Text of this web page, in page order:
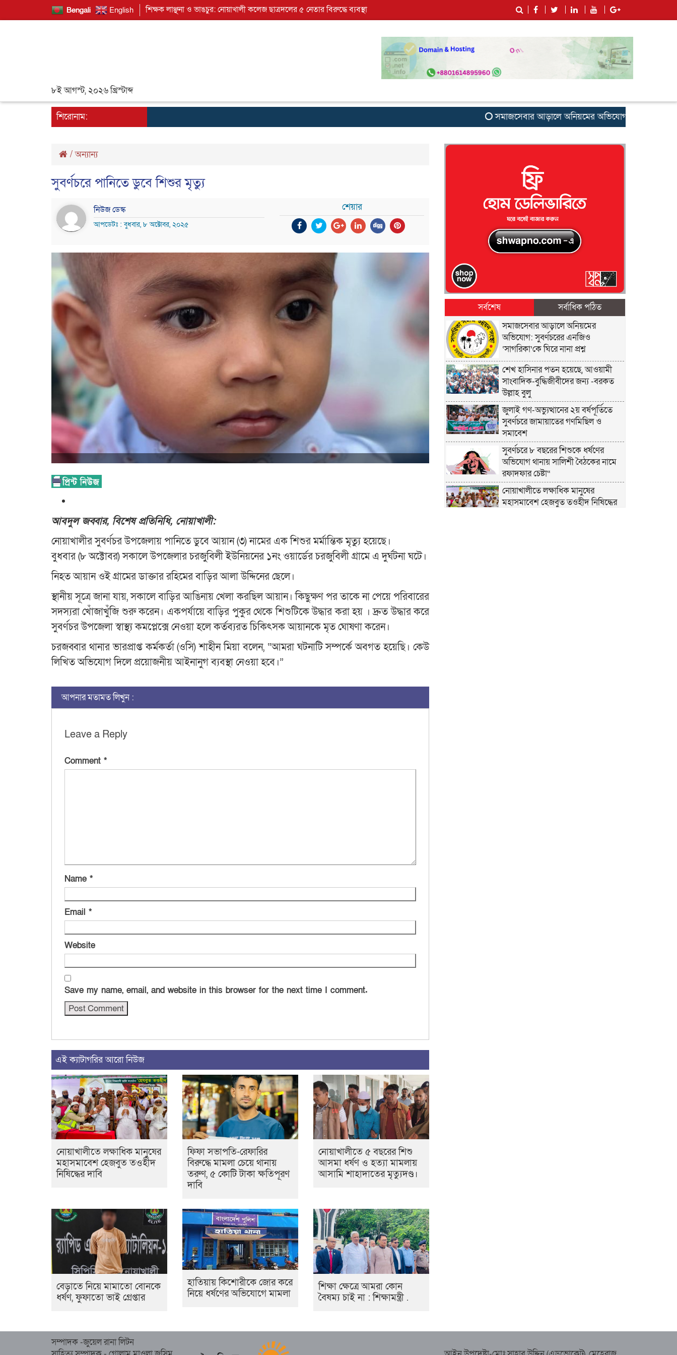
Bengali English শিক্ষক লাঞ্ছনা ও ভাঙচুর: নোয়াখালী কলেজ ছাত্রদলের ৫ নেতার বিরুদ্ধে ব্যবস্থা
৮ই আগস্ট, ২০২৬ খ্রিস্টাব্দ
শিরোনাম: সমাজসেবার আড়ালে অনিয়মের অভিযোগ: সুবর্ণচরের এনজিও
/অন্যান্য
সুবর্ণচরে পানিতে ডুবে শিশুর মৃত্যু
নিউজ ডেস্ক
আপডেটঃ : বুধবার, ৮ অক্টোবর, ২০২৫
শেয়ার
আবদুল জব্বার, বিশেষ প্রতিনিধি, নোয়াখালী:
নোয়াখালীর সুবর্ণচর উপজেলায় পানিতে ডুবে আয়ান (৩) নামের এক শিশুর মর্মান্তিক মৃত্যু হয়েছে।
বুধবার (৮ অক্টোবর) সকালে উপজেলার চরজুবিলী ইউনিয়নের ১নং ওয়ার্ডের চরজুবিলী গ্রামে এ দুর্ঘটনা ঘটে।
নিহত আয়ান ওই গ্রামের ডাক্তার রহিমের বাড়ির আলা উদ্দিনের ছেলে।
স্থানীয় সূত্রে জানা যায়, সকালে বাড়ির আঙিনায় খেলা করছিল আয়ান। কিছুক্ষণ পর তাকে না পেয়ে পরিবারের
সদস্যরা খোঁজাখুঁজি শুরু করেন। একপর্যায়ে বাড়ির পুকুর থেকে শিশুটিকে উদ্ধার করা হয় । দ্রুত উদ্ধার করে
সুবর্ণচর উপজেলা স্বাস্থ্য কমপ্লেক্সে নেওয়া হলে কর্তব্যরত চিকিৎসক আয়ানকে মৃত ঘোষণা করেন।
চরজব্বার থানার ভারপ্রাপ্ত কর্মকর্তা (ওসি) শাহীন মিয়া বলেন, “আমরা ঘটনাটি সম্পর্কে অবগত হয়েছি। কেউ
লিখিত অভিযোগ দিলে প্রয়োজনীয় আইনানুগ ব্যবস্থা নেওয়া হবে।”
আপনার মতামত লিখুন :
Leave a Reply
Comment *
Name *
Email *
Website
Save my name, email, and website in this browser for the next time I comment.
এই ক্যাটাগরির আরো নিউজ
নোয়াখালীতে লক্ষাধিক মানুষের
মহাসমাবেশ হেজবুত তওহীদ
নিষিদ্ধের দাবি
ফিফা সভাপতি-রেফারির
বিরুদ্ধে মামলা চেয়ে থানায়
তরুণ, ৫ কোটি টাকা ক্ষতিপূরণ
দাবি
নোয়াখালীতে ৫ বছরের শিশু
আসমা ধর্ষণ ও হত্যা মামলায়
আসামি শাহাদাতের মৃত্যুদণ্ড।
বেড়াতে নিয়ে মামাতো বোনকে
ধর্ষণ, ফুফাতো ভাই গ্রেপ্তার
হাতিয়ায় কিশোরীকে জোর করে
নিয়ে ধর্ষণের অভিযোগে মামলা
শিক্ষা ক্ষেত্রে আমরা কোন
বৈষম্য চাই না : শিক্ষামন্ত্রী .
সর্বশেষ
সর্বাধিক পঠিত
সমাজসেবার আড়ালে অনিয়মের
অভিযোগ: সুবর্ণচরের এনজিও
‘সাগরিকা’কে ঘিরে নানা প্রশ্ন
শেখ হাসিনার পতন হয়েছে, আওয়ামী
সাংবাদিক-বুদ্ধিজীবীদের জন্য -বরকত
উল্লাহ বুলু
জুলাই গণ-অভ্যুত্থানের ২য় বর্ষপূর্তিতে
সুবর্ণচরে জামায়াতের গণমিছিল ও
সমাবেশ
সুবর্ণচরে ৮ বছরের শিশুকে ধর্ষণের
অভিযোগ থানায় সালিশী বৈঠকের নামে
রফাদফার চেষ্টা“
নোয়াখালীতে লক্ষাধিক মানুষের
মহাসমাবেশ হেজবুত তওহীদ নিষিদ্ধের
সম্পাদক -জুয়েল রানা লিটন